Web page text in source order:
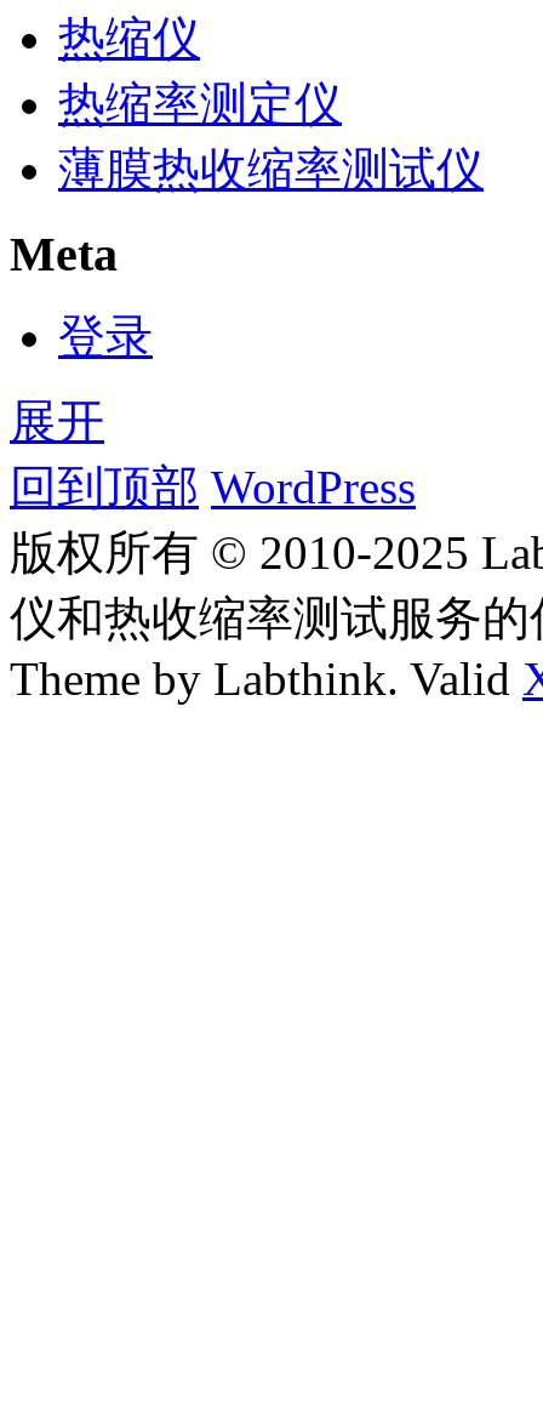
热缩仪
热缩率测定仪
薄膜热收缩率测试仪
Meta
登录
展开
回到顶部 WordPress
版权所有 © 2010-2025
仪和热收缩率测试服务
Theme by Labthink. Valid